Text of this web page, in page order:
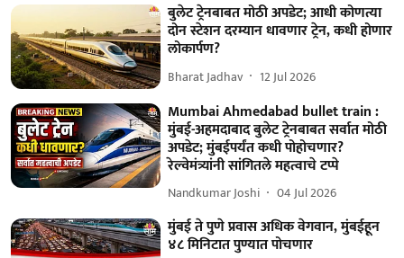
बुलेट ट्रेनबाबत मोठी अपडेट; आधी कोणत्या
दोन स्टेशन दरम्यान धावणार ट्रेन, कधी होणार
लोकार्पण?
Bharat Jadhav 12 Jul 2026
Mumbai Ahmedabad bullet train :
मुंबई-अहमदाबाद बुलेट ट्रेनबाबत सर्वात मोठी
अपडेट; मुंबईपर्यंत कधी पोहोचणार?
रेल्वेमंत्र्यांनी सांगितले महत्वाचे टप्पे
Nandkumar Joshi 04 Jul 2026
मुंबई ते पुणे प्रवास अधिक वेगवान, मुंबईहून
४८ मिनिटात पुण्यात पोचणार